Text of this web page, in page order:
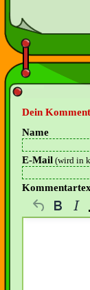
Dein
Name
E-Mail (wird in